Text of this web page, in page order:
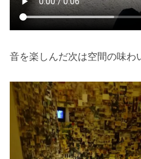
音を楽しんだ次は空間の味わ